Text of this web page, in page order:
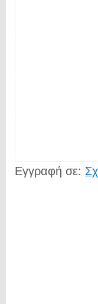
Εγγραφή σε: